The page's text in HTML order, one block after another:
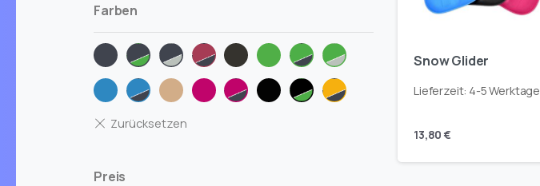
Snow Glider
Lieferzeit: 4-5 Werktage
13,80€
Farben
anthrazitanthrazit-
gruen
anthrazit-
silber
berry-
anthrazit
grau-
meliert
gruengruen-
anthrazit
gruen-
silber
iceblueiceblue-
anthrazit
natur pink pink-
anthrazit
schwarzschwarz-
gruen
sonderfarbe-
2025-
Preis